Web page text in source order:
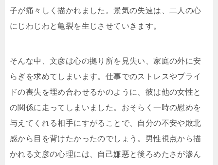
子が痛々しく描かれました。景気の失速は、二人の心
にじわじわと亀裂を生じさせていきます。
そんな中、文彦は心の拠り所を見失い、家庭の外に安
らぎを求めてしまいます。仕事でのストレスやプライ
ドの喪失を埋め合わせるかのように、彼は他の女性と
の関係に走ってしまいました。おそらく一時の慰めを
与えてくれる相手にすがることで、自分の不安や敗北
感から目を背けたかったのでしょう。男性視点から描
かれる文彦の心理には、自己嫌悪と後ろめたさが滲ん